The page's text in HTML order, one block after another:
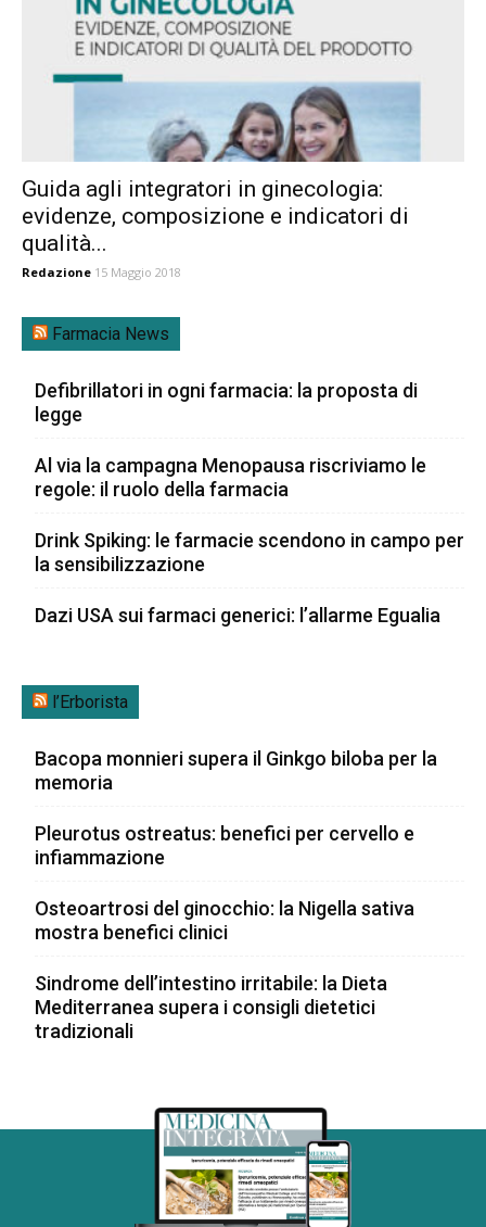
Guida agli integratori in ginecologia:
evidenze, composizione e indicatori di
qualità...
Redazione 15 Maggio 2018
Farmacia News
Defibrillatori in ogni farmacia: la proposta di
legge
Al via la campagna Menopausa riscriviamo le
regole: il ruolo della farmacia
Drink Spiking: le farmacie scendono in campo per
la sensibilizzazione
Dazi USA sui farmaci generici: l’allarme Egualia
l’Erborista
Bacopa monnieri supera il Ginkgo biloba per la
memoria
Pleurotus ostreatus: benefici per cervello e
infiammazione
Osteoartrosi del ginocchio: la Nigella sativa
mostra benefici clinici
Sindrome dell’intestino irritabile: la Dieta
Mediterranea supera i consigli dietetici
tradizionali